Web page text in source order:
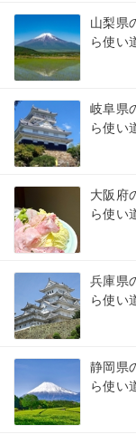
山梨県
ら使い
岐阜県
ら使い
大阪府
ら使い
兵庫県
ら使い
静岡県
ら使い